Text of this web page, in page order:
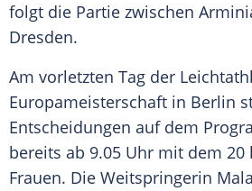
folgt die Partie zwischen
Dresden.
Am vorletzten Tag der
Europameisterschaft in Berlin
Entscheidungen auf dem
bereits ab 9.05 Uhr mit dem 20
Frauen. Die Weitspringerin